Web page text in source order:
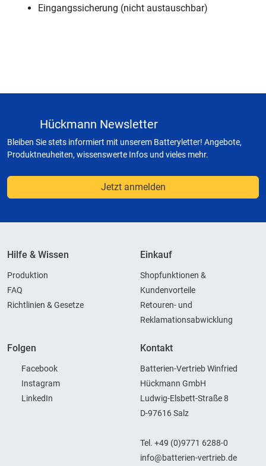
Eingangssicherung (nicht austauschbar)
Hückmann Newsletter
Bleiben Sie stets informiert mit unserem Batteryletter! Angebote,
Produktneuheiten, wissenswerte Infos und vieles mehr.
Jetzt anmelden
Hilfe & Wissen
Produktion
FAQ
Richtlinien & Gesetze
Einkauf
Shopfunktionen &
Kundenvorteile
Retouren- und
Reklamationsabwicklung
Folgen
Facebook
Instagram
LinkedIn
Kontakt
Batterien-Vertrieb Winfried
Hückmann GmbH
Ludwig-Elsbett-Straße 8
D-97616 Salz
Tel. +49 (0)9771 6288-0
info@batterien-vertrieb.de